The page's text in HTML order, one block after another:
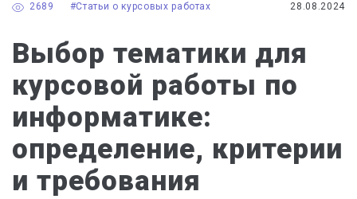
28.08.2024
#Статьи о курсовых работах
2689
Выбор тематики для
курсовой работы по
информатике:
определение, критерии
и требования